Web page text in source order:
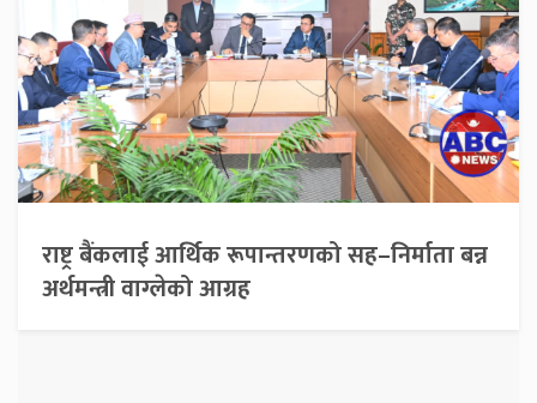
राष्ट्र बैंकलाई आर्थिक रूपान्तरणको सह–निर्माता बन्न
अर्थमन्त्री वाग्लेको आग्रह